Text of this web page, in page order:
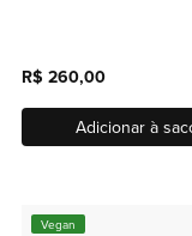
R$ 260,00
Adicionar à
Vegan